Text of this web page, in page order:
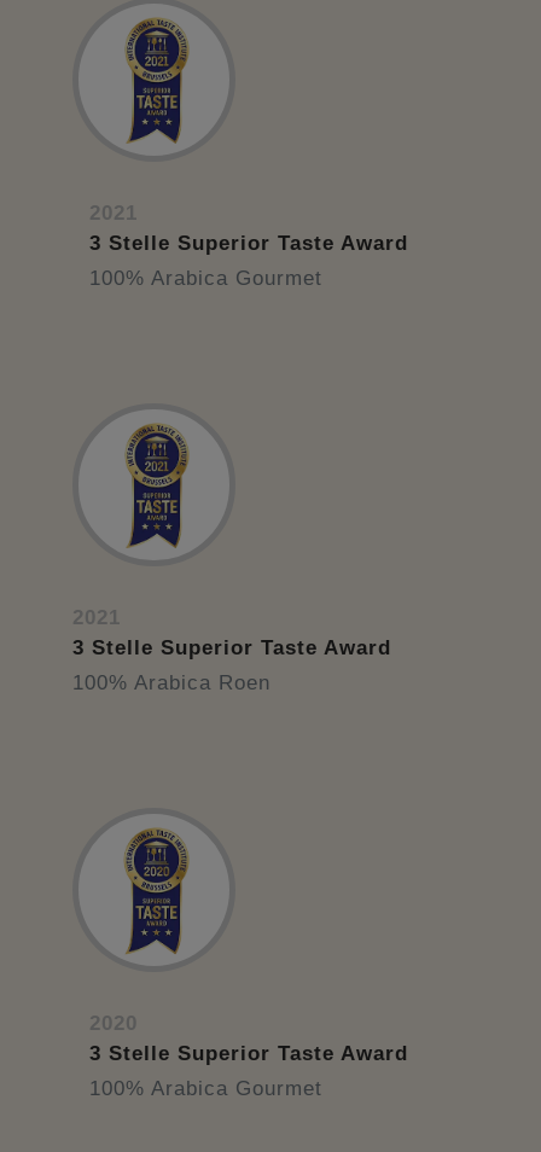
2021
3 Stelle Superior Taste Award
100% Arabica Gourmet
2021
3 Stelle Superior Taste Award
100% Arabica Roen
2020
3 Stelle Superior Taste Award
100% Arabica Gourmet